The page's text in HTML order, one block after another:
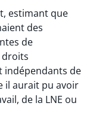
estimant que
des
de
droits
indépendants de
il aurait pu avoir
de la LNE ou